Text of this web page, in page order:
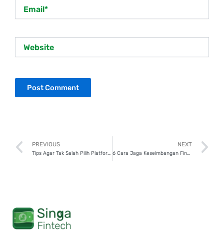
Prev
PREVIOUS
Tips Agar Tak Salah Pilih Platform Pinjaman
NEXT
6 Cara Jaga Keseimbangan Finansial dalam Kehidupan Sehari-hari